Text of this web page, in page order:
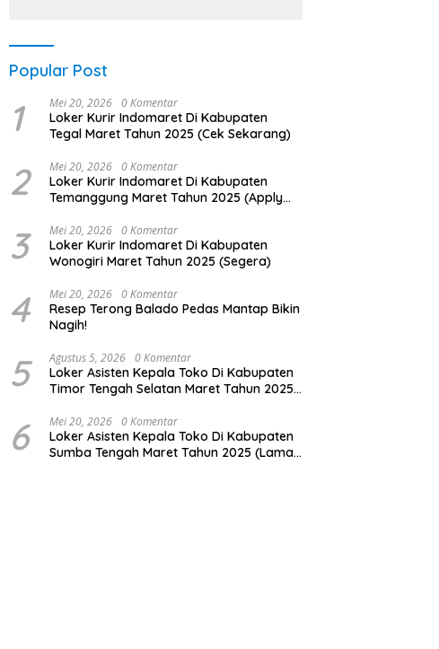
Popular Post
1 Mei 20, 2026 0 Komentar
Loker Kurir Indomaret Di Kabupaten
Tegal Maret Tahun 2025 (Cek Sekarang)
2 Mei 20, 2026 0 Komentar
Loker Kurir Indomaret Di Kabupaten
Temanggung Maret Tahun 2025 (Apply
3 Mei 20, 2026 0 Komentar
Loker Kurir Indomaret Di Kabupaten
Wonogiri Maret Tahun 2025 (Segera)
4 Mei 20, 2026 0 Komentar
Resep Terong Balado Pedas Mantap Bikin
Nagih!
5 Agustus 5, 2026 0 Komentar
Loker Asisten Kepala Toko Di Kabupaten
Timor Tengah Selatan Maret Tahun 2025
6 Mei 20, 2026 0 Komentar
Loker Asisten Kepala Toko Di Kabupaten
Sumba Tengah Maret Tahun 2025 (Lamar